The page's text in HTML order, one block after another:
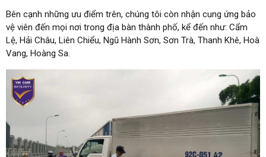
Bên cạnh những ưu điểm trên, chúng tôi còn nhận cung ứng bảo
vệ viên đến mọi nơi trong địa bàn thành phố, kể đến như: Cẩm
Lệ, Hải Châu, Liên Chiểu, Ngũ Hành Sơn, Sơn Trà, Thanh Khê, Hoà
Vang, Hoàng Sa.